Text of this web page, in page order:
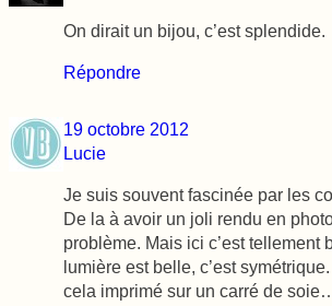
On dirait un bijou, c’est splendide.
Répondre
19 octobre 2012
Lucie
Je suis souvent fascinée par les
De la à avoir un joli rendu en
problème. Mais ici c’est tellement
lumière est belle, c’est
cela imprimé sur un carré de